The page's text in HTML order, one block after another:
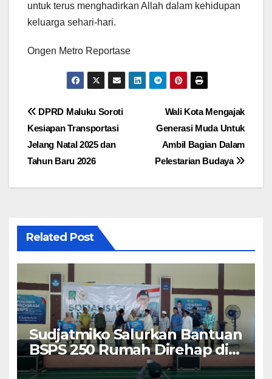
untuk terus menghadirkan Allah dalam kehidupan
keluarga sehari-hari.
Ongen Metro Reportase
Navigasi
pos
Wali Kota Mengajak
Generasi Muda Untuk
Ambil Bagian Dalam
Pelestarian Budaya
DPRD Maluku Soroti
Kesiapan Transportasi
Jelang Natal 2025 dan
Tahun Baru 2026
Related Post
Sudjatmiko Salurkan Bantuan
BSPS 250 Rumah Direhap di
Depok